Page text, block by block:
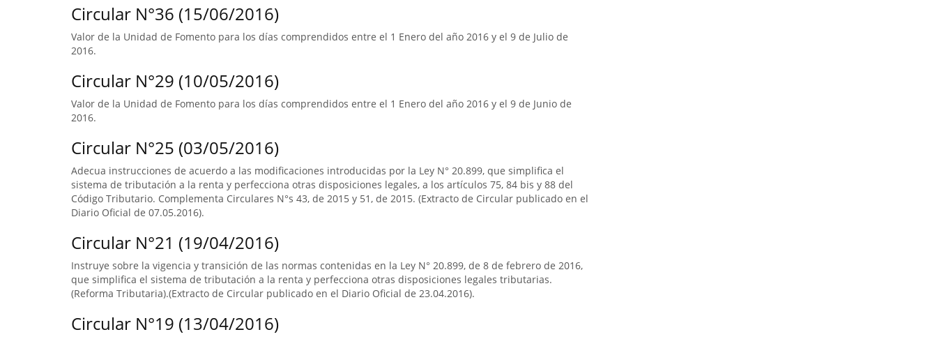
Circular N°36 (15/06/2016)
Valor de la Unidad de Fomento para los días comprendidos entre el 1 Enero del año 2016 y el 9 de Julio de
2016.
Circular N°29 (10/05/2016)
Valor de la Unidad de Fomento para los días comprendidos entre el 1 Enero del año 2016 y el 9 de Junio de
2016.
Circular N°25 (03/05/2016)
Adecua instrucciones de acuerdo a las modificaciones introducidas por la Ley N° 20.899, que simplifica el
sistema de tributación a la renta y perfecciona otras disposiciones legales, a los artículos 75, 84 bis y 88 del
Código Tributario. Complementa Circulares N°s 43, de 2015 y 51, de 2015. (Extracto de Circular publicado en el
Diario Oficial de 07.05.2016).
Circular N°21 (19/04/2016)
Instruye sobre la vigencia y transición de las normas contenidas en la Ley N° 20.899, de 8 de febrero de 2016,
que simplifica el sistema de tributación a la renta y perfecciona otras disposiciones legales tributarias.
(Reforma Tributaria).(Extracto de Circular publicado en el Diario Oficial de 23.04.2016).
Circular N°19 (13/04/2016)